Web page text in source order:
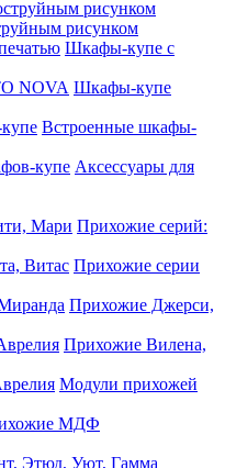
рисунком
Шкафы-купе с
Шкафы-купе
Встроенные шкафы-
Аксессуары для
Прихожие серий:
Прихожие серии
Прихожие Джерси,
Прихожие Вилена,
Модули прихожей
МДФ